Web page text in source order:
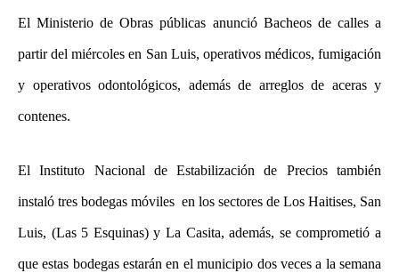
El Ministerio de Obras públicas anunció Bacheos de calles a
partir del miércoles en San Luis, operativos médicos, fumigación
y operativos odontológicos, además de arreglos de aceras y
contenes.
El Instituto Nacional de Estabilización de Precios también
instaló tres bodegas móviles en los sectores de Los Haitises, San
Luis, (Las 5 Esquinas) y La Casita, además, se comprometió a
que estas bodegas estarán en el municipio dos veces a la semana